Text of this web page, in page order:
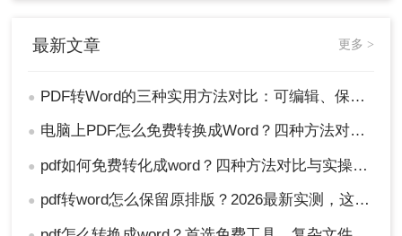
最新文章 更多 >
● PDF转Word的三种实用方法对比：可编辑、保格式、避风险！
● 电脑上PDF怎么免费转换成Word？四种方法对比与实操指南（附详细表格）!
● pdf如何免费转化成word？四种方法对比与实操指南（附详细表格）
● pdf转word怎么保留原排版？2026最新实测，这5种方法从免费到专业全搞定！